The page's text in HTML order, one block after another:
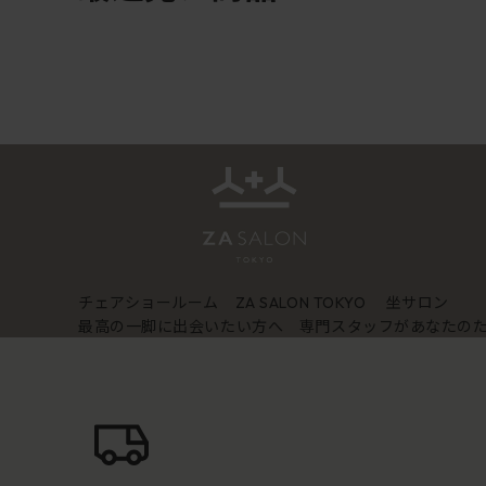
チェアショールーム ZA SALON TOKYO
坐サロン
最高の一脚に出会いたい方へ 専門スタッフがあなたの